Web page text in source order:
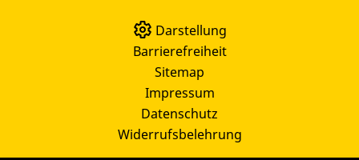
Darstellung
Barrierefreiheit
Sitemap
Impressum
Datenschutz
Widerrufsbelehrung